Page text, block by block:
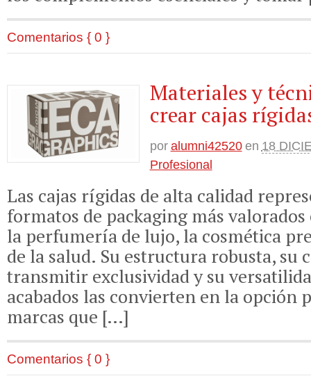
Comentarios { 0 }
Materiales y
crear cajas
por alumni42520 en 18
Profesional
Las cajas rígidas de alta calidad
formatos de packaging más
la perfumería de lujo, la cosmética
de la salud. Su estructura robusta, su
transmitir exclusividad y su
acabados las convierten en la opción
marcas que […]
Comentarios { 0 }